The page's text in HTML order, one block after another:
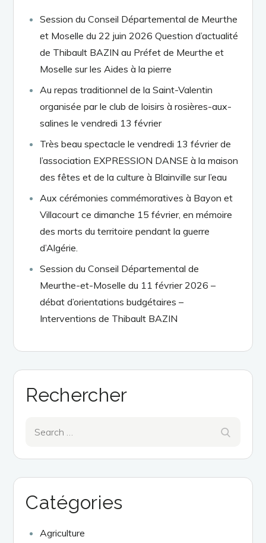
Session du Conseil Départemental de Meurthe
et Moselle du 22 juin 2026 Question d’actualité
de Thibault BAZIN au Préfet de Meurthe et
Moselle sur les Aides à la pierre
Au repas traditionnel de la Saint-Valentin
organisée par le club de loisirs à rosières-aux-
salines le vendredi 13 février
Très beau spectacle le vendredi 13 février de
l’association EXPRESSION DANSE à la maison
des fêtes et de la culture à Blainville sur l’eau
Aux cérémonies commémoratives à Bayon et
Villacourt ce dimanche 15 février, en mémoire
des morts du territoire pendant la guerre
d’Algérie.
Session du Conseil Départemental de
Meurthe-et-Moselle du 11 février 2026 –
débat d’orientations budgétaires –
Interventions de Thibault BAZIN
Rechercher
Catégories
Agriculture